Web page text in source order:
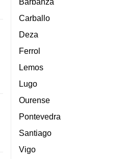
Carballo
Deza
Ferrol
Lemos
Lugo
Ourense
Pontevedra
Santiago
Vigo